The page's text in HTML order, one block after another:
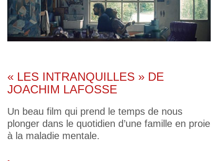
« LES INTRANQUILLES » DE
JOACHIM LAFOSSE
Un beau film qui prend le temps de nous
plonger dans le quotidien d’une famille en proie
à la maladie mentale.